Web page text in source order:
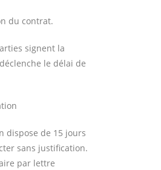
du contrat.
signent la
le délai de
dispose de 15 jours
sans justification.
par lettre